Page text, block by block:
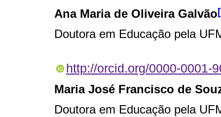
Ana Maria de Oliveira Galvão
Doutora em Educação pela
http://orcid.org/0000-0001-
Maria José Francisco de
Doutora em Educação pela